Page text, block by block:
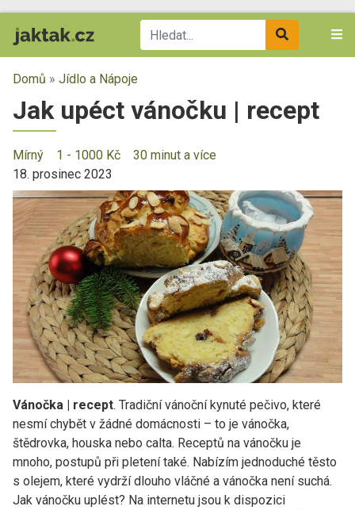
Domů » Jídlo a Nápoje
Jak upéct vánočku | recept
Mírný 1 - 1000 Kč
30 minut a více
18. prosinec 2023
Vánočka | recept. Tradiční vánoční kynuté pečivo, které
nesmí chybět v žádné domácnosti – to je vánočka,
štědrovka, houska nebo calta. Receptů na vánočku je
mnoho, postupů při pletení také. Nabízím jednoduché těsto
s olejem, které vydrží dlouho vláčné a vánočka není suchá.
Jak vánočku uplést? Na internetu jsou k dispozici